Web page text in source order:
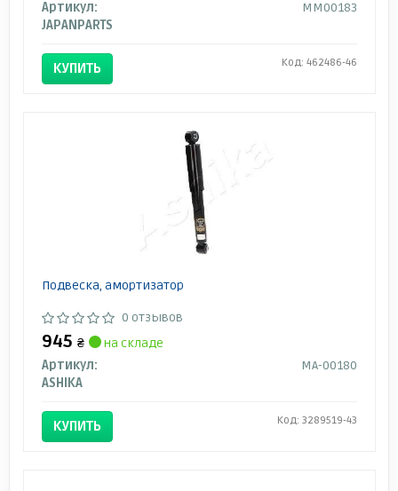
Артикул:
MM00183
JAPANPARTS
КУПИТЬ Код: 462486-46
Подвеска, амортизатор
0 отзывов
945 ₴
на складе
Артикул:
MA-00180
ASHIKA
КУПИТЬ Код: 3289519-43